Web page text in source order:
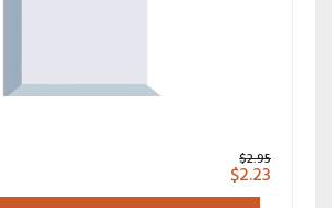
$2.95
$2.23